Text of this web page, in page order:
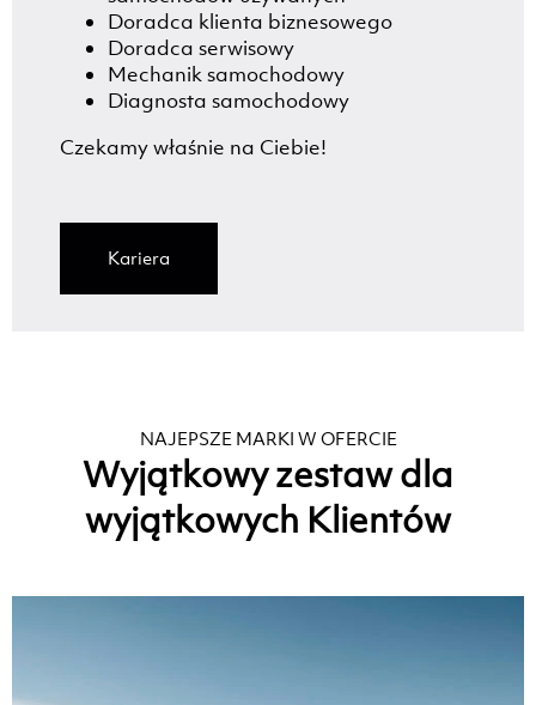
Doradca klienta biznesowego
Doradca serwisowy
Mechanik samochodowy
Diagnosta samochodowy
Czekamy właśnie na Ciebie!
Kariera
NAJEPSZE MARKI W OFERCIE
Wyjątkowy zestaw dla
wyjątkowych Klientów